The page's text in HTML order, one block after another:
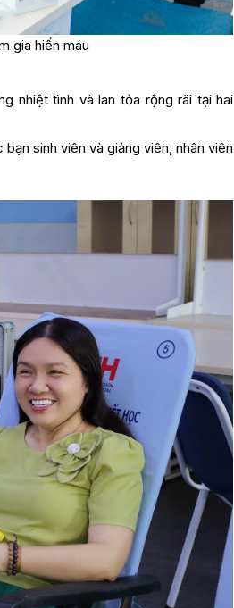
gia hiến máu
nhiệt tình và lan tỏa rộng rãi tại hai
sinh viên và giảng viên, nhân viên